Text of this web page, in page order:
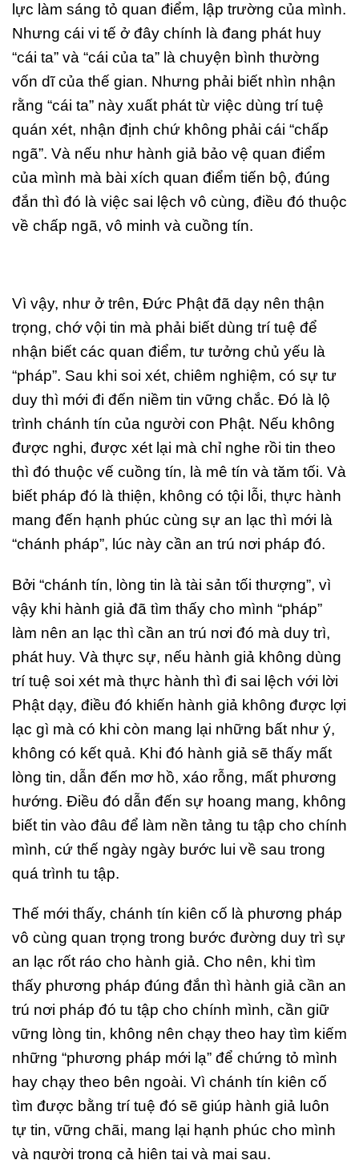
lực làm sáng tỏ quan điểm, lập trường của mình.
Nhưng cái vi tế ở đây chính là đang phát huy
“cái ta” và “cái của ta” là chuyện bình thường
vốn dĩ của thế gian. Nhưng phải biết nhìn nhận
rằng “cái ta” này xuất phát từ việc dùng trí tuệ
quán xét, nhận định chứ không phải cái “chấp
ngã”. Và nếu như hành giả bảo vệ quan điểm
của mình mà bài xích quan điểm tiến bộ, đúng
đắn thì đó là việc sai lệch vô cùng, điều đó thuộc
về chấp ngã, vô minh và cuồng tín.
Vì vậy, như ở trên, Đức Phật đã dạy nên thận
trọng, chớ vội tin mà phải biết dùng trí tuệ để
nhận biết các quan điểm, tư tưởng chủ yếu là
“pháp”. Sau khi soi xét, chiêm nghiệm, có sự tư
duy thì mới đi đến niềm tin vững chắc. Đó là lộ
trình chánh tín của người con Phật. Nếu không
được nghi, được xét lại mà chỉ nghe rồi tin theo
thì đó thuộc vế cuồng tín, là mê tín và tăm tối. Và
biết pháp đó là thiện, không có tội lỗi, thực hành
mang đến hạnh phúc cùng sự an lạc thì mới là
“chánh pháp”, lúc này cần an trú nơi pháp đó.
Bởi “chánh tín, lòng tin là tài sản tối thượng”, vì
vậy khi hành giả đã tìm thấy cho mình “pháp”
làm nên an lạc thì cần an trú nơi đó mà duy trì,
phát huy. Và thực sự, nếu hành giả không dùng
trí tuệ soi xét mà thực hành thì đi sai lệch với lời
Phật dạy, điều đó khiến hành giả không được lợi
lạc gì mà có khi còn mang lại những bất như ý,
không có kết quả. Khi đó hành giả sẽ thấy mất
lòng tin, dẫn đến mơ hồ, xáo rỗng, mất phương
hướng. Điều đó dẫn đến sự hoang mang, không
biết tin vào đâu để làm nền tảng tu tập cho chính
mình, cứ thế ngày ngày bước lui về sau trong
quá trình tu tập.
Thế mới thấy, chánh tín kiên cố là phương pháp
vô cùng quan trọng trong bước đường duy trì sự
an lạc rốt ráo cho hành giả. Cho nên, khi tìm
thấy phương pháp đúng đắn thì hành giả cần an
trú nơi pháp đó tu tập cho chính mình, cần giữ
vững lòng tin, không nên chạy theo hay tìm kiếm
những “phương pháp mới lạ” để chứng tỏ mình
hay chạy theo bên ngoài. Vì chánh tín kiên cố
tìm được bằng trí tuệ đó sẽ giúp hành giả luôn
tự tin, vững chãi, mang lại hạnh phúc cho mình
và người trong cả hiện tại và mai sau.